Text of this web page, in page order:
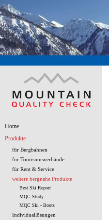
Home
Produkte
für Bergbahnen
für Tourismusverbände
für Rent & Service
weitere bergnahe Produkte
Best Ski Report
MQC Study
MQC Ski - Boots
Individuallösungen